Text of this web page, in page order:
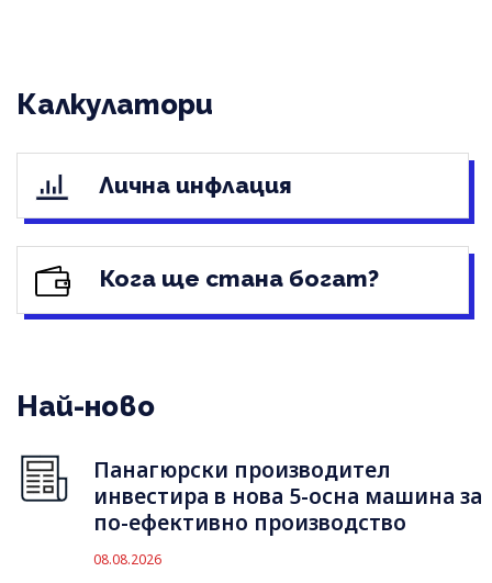
Калкулатори
Лична инфлация
Кога ще стана богат?
Най-ново
Панагюрски производител
инвестира в нова 5-осна машина за
по-ефективно производство
08.08.2026